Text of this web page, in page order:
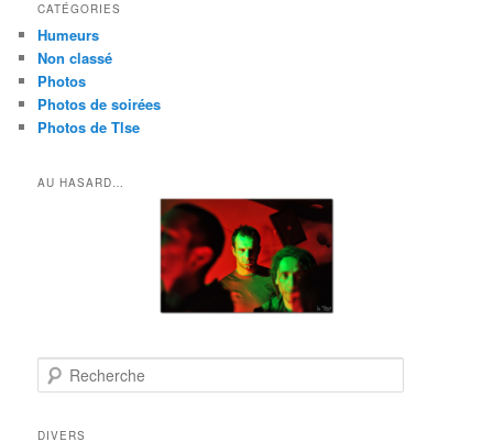
CATÉGORIES
Humeurs
Non classé
Photos
Photos de soirées
Photos de Tlse
AU HASARD…
e
h
DIVERS